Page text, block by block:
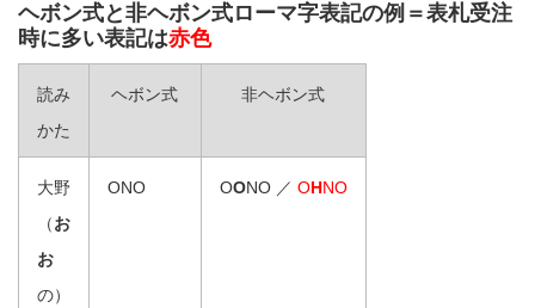
ヘボン式と非ヘボン式ローマ字表記の例＝表札受注
時に多い表記は赤色
読み
かた
ヘボン式 非ヘボン式
大野
（お
お
の）
ONO OONO ／ OHNO